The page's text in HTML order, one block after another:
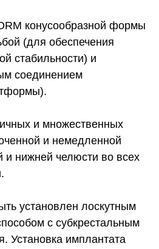
конусообразной формы
(для обеспечения
стабильности) и
соединением
и множественных
и немедленной
и нижней челюсти во всех
установлен лоскутным
с субкрестальным
Установка имплантата